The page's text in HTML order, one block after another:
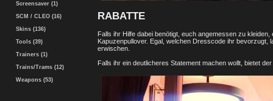
Screensaver (1)
SCM / CLEO (16)
Skins (136)
Tools (39)
Trainers (1)
Trains/Trams (12)
Weapons (53)
RABATTE
Falls ihr Hilfe dabei benötigt, euch angemessen zu
Kapuzenpullover. Egal, welchen Dresscode ihr
erwischen.
Falls ihr ein deutlicheres Statement machen wollt, bietet